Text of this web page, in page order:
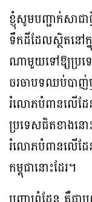
ខ្ញុំសូមបញ្ជាក់សាជា
ទឹកដីដែលស្ថិតនៅក្
ណាមួយទៅឱ្យប្រទ
ចរចាបទឈប់បាញ់ឬ
រំលោភបំពានលើដ
ប្រទេសជិតខាងនោ
រំលោភបំពានលើដ
កម្ពុជានោះដែរ។